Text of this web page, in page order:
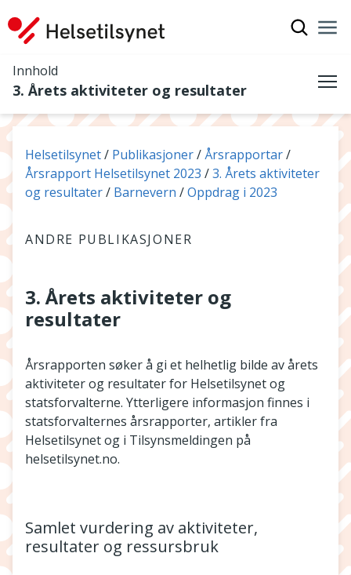
Innhold
3. Årets aktiviteter og resultater
Du er her:
Helsetilsynet Publikasjoner
Årsrapportar
Årsrapport Helsetilsynet 2023
3. Årets aktiviteter
og resultater
Barnevern Oppdrag i 2023
ANDRE PUBLIKASJONER
3. Årets aktiviteter og
resultater
Årsrapporten søker å gi et helhetlig bilde av årets
aktiviteter og resultater for Helsetilsynet og
statsforvalterne. Ytterligere informasjon finnes i
statsforvalternes årsrapporter, artikler fra
Helsetilsynet og i Tilsynsmeldingen på
helsetilsynet.no.
Samlet vurdering av aktiviteter,
resultater og ressursbruk